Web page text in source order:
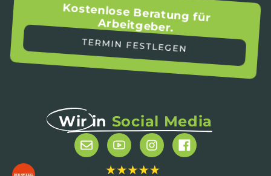
Kostenlose Beratung für
Arbeitgeber.
TERMIN FESTLEGEN
Wir in Social Media
Heike Kleen